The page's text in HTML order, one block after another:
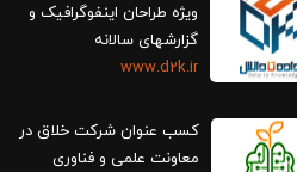
ویژه طراحان اینفوگرافیک و
گزارش‎های سالانه
www.d2k.ir
کسب عنوان شرکت خلاق در
معاونت علمی و فناوری